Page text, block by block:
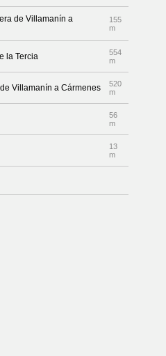
de Villamanín a
155
m
la Tercia
554
m
Villamanín a Cármenes
520
m
56
m
13
m